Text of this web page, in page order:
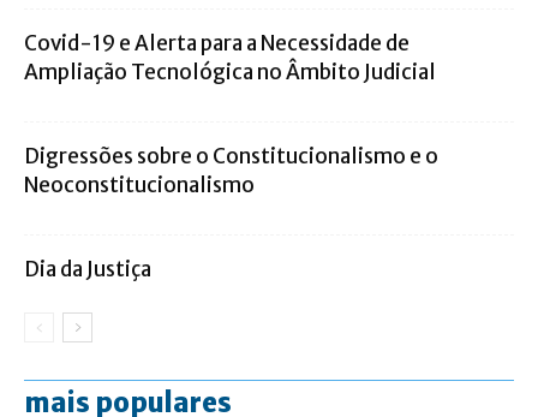
Covid-19 e Alerta para a Necessidade de
Ampliação Tecnológica no Âmbito Judicial
Digressões sobre o Constitucionalismo e o
Neoconstitucionalismo
Dia da Justiça
mais populares